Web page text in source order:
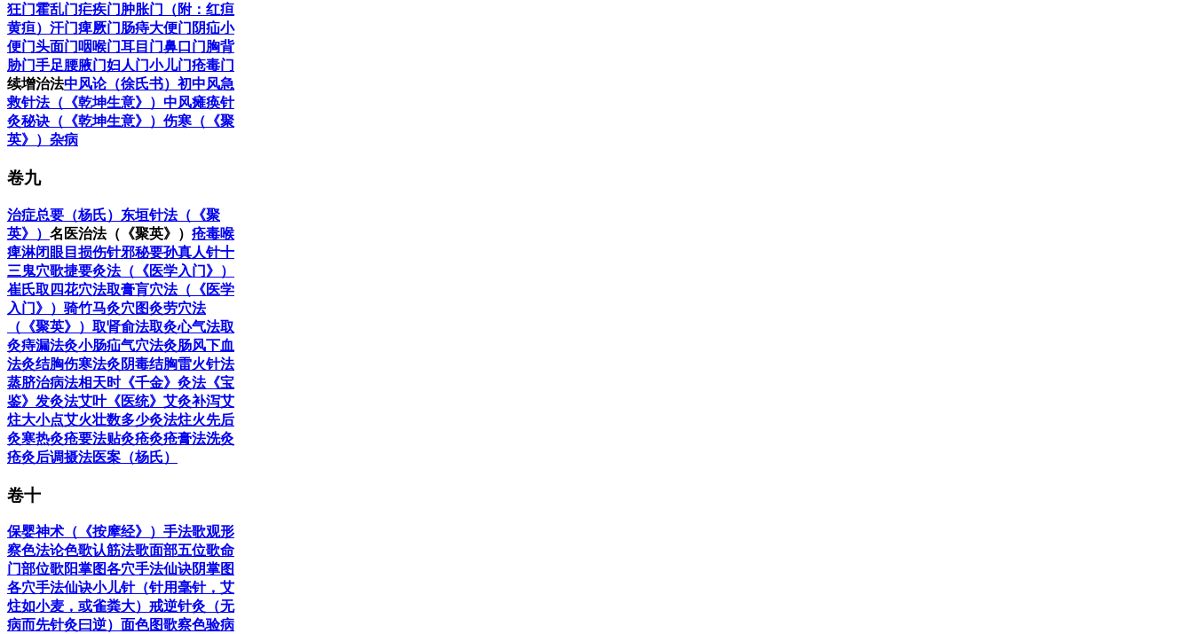
狂门霍乱门疟疾门 肿胀门（附：红疸
黄疸） 汗门痺厥门 肠痔大便门 阴疝小
便门头面门咽喉门耳目门鼻口门 胸背
胁门手足腰腋门妇人门小儿门疮毒门
续增治法中风论（徐氏书） 初中风急
救针法（《乾坤生意》） 中风瘫痪针
灸秘诀（《乾坤生意》） 伤寒（《聚
英》） 杂病
卷九
治症总要（杨氏） 东垣针法（《聚
英》） 名医治法（《聚英》） 疮毒喉
痺淋闭 眼目 损伤针邪秘要孙真人针十
三鬼穴歌捷要灸法（《医学入门》）
崔氏取四花穴法取膏肓穴法（《医学
入门》） 骑竹马灸穴图灸劳穴法
（《聚英》） 取肾俞法取灸心气法取
灸痔漏法灸小肠疝气穴法灸肠风下血
法灸结胸伤寒法灸阴毒结胸雷火针法
蒸脐治病法相天时《千金》灸法《宝
鉴》发灸法艾叶《医统》 艾灸补泻艾
炷大小点艾火壮数多少灸法炷火先后
灸寒热灸疮要法贴灸疮灸疮膏法洗灸
疮灸后调摄法医案（杨氏）
卷十
保婴神术（《按摩经》） 手法歌观形
察色法论色歌认筋法歌面部五位歌命
门部位歌阳掌图各穴手法仙诀阴掌图
各穴手法仙诀小儿针（针用毫针，艾
炷如小麦，或雀粪大） 戒逆针灸（无
病而先针灸曰逆） 面色图歌察色验病